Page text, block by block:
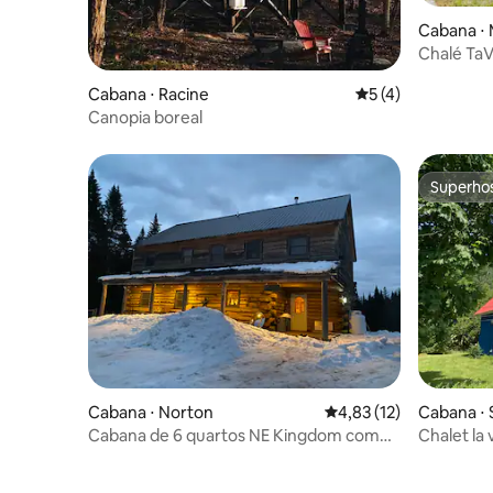
Cabana ⋅ Racine 5 de uma
5 (4)
Canopia boreal
Cabana ⋅
gional
Chalé
Cabana ⋅ Norton 4,83 de uma
4,83 (12)
Cabana de 6 quartos NE Kingdom com
Cabana
e
Chalet la